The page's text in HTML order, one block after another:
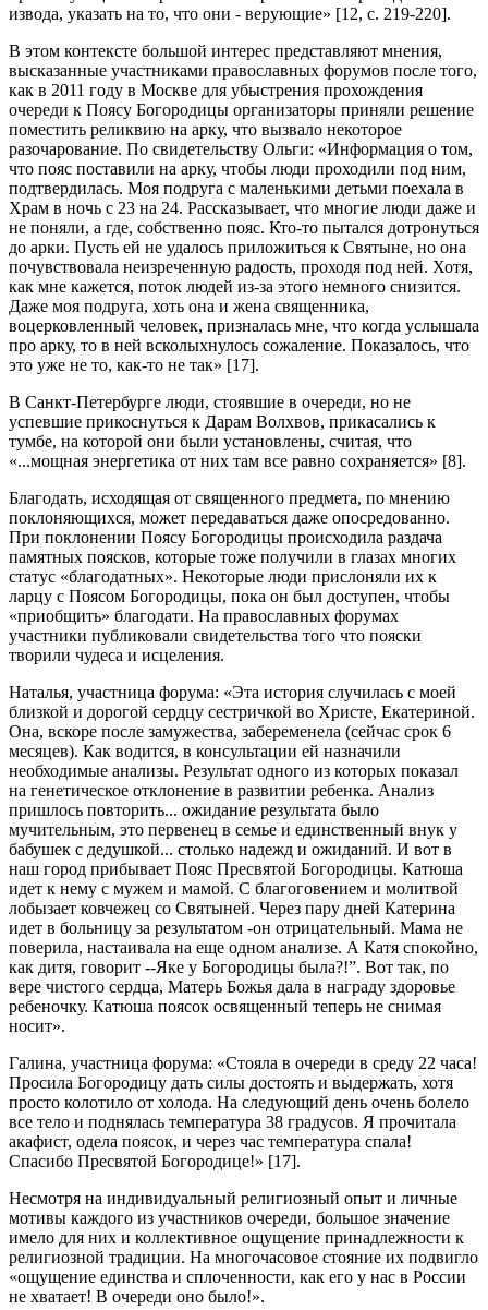
извода, указать на то, что они - верующие» [12, с. 219-220].
В этом контексте большой интерес представляют мнения,
высказанные участниками православных форумов после того,
как в 2011 году в Москве для убыстрения прохождения
очереди к Поясу Богородицы организаторы приняли решение
поместить реликвию на арку, что вызвало некоторое
разочарование. По свидетельству Ольги: «Информация о том,
что пояс поставили на арку, чтобы люди проходили под ним,
подтвердилась. Моя подруга с маленькими детьми поехала в
Храм в ночь с 23 на 24. Рассказывает, что многие люди даже и
не поняли, а где, собственно пояс. Кто-то пытался дотронуться
до арки. Пусть ей не удалось приложиться к Святыне, но она
почувствовала неизреченную радость, проходя под ней. Хотя,
как мне кажется, поток людей из-за этого немного снизится.
Даже моя подруга, хоть она и жена священника,
воцерковленный человек, призналась мне, что когда услышала
про арку, то в ней всколыхнулось сожаление. Показалось, что
это уже не то, как-то не так» [17].
В Санкт-Петербурге люди, стоявшие в очереди, но не
успевшие прикоснуться к Дарам Волхвов, прикасались к
тумбе, на которой они были установлены, считая, что
«...мощная энергетика от них там все равно сохраняется» [8].
Благодать, исходящая от священного предмета, по мнению
поклоняющихся, может передаваться даже опосредованно.
При поклонении Поясу Богородицы происходила раздача
памятных поясков, которые тоже получили в глазах многих
статус «благодатных». Некоторые люди прислоняли их к
ларцу с Поясом Богородицы, пока он был доступен, чтобы
«приобщить» благодати. На православных форумах
участники публиковали свидетельства того что пояски
творили чудеса и исцеления.
Наталья, участница форума: «Эта история случилась с моей
близкой и дорогой сердцу сестричкой во Христе, Екатериной.
Она, вскоре после замужества, забеременела (сейчас срок 6
месяцев). Как водится, в консультации ей назначили
необходимые анализы. Результат одного из которых показал
на генетическое отклонение в развитии ребенка. Анализ
пришлось повторить... ожидание результата было
мучительным, это первенец в семье и единственный внук у
бабушек с дедушкой... столько надежд и ожиданий. И вот в
наш город прибывает Пояс Пресвятой Богородицы. Катюша
идет к нему с мужем и мамой. С благоговением и молитвой
лобызает ковчежец со Святыней. Через пару дней Катерина
идет в больницу за результатом -он отрицательный. Мама не
поверила, настаивала на еще одном анализе. А Катя спокойно,
как дитя, говорит --Яке у Богородицы была?!”. Вот так, по
вере чистого сердца, Матерь Божья дала в награду здоровье
ребеночку. Катюша поясок освященный теперь не снимая
носит».
Галина, участница форума: «Стояла в очереди в среду 22 часа!
Просила Богородицу дать силы достоять и выдержать, хотя
просто колотило от холода. На следующий день очень болело
все тело и поднялась температура 38 градусов. Я прочитала
акафист, одела поясок, и через час температура спала!
Спасибо Пресвятой Богородице!» [17].
Несмотря на индивидуальный религиозный опыт и личные
мотивы каждого из участников очереди, большое значение
имело для них и коллективное ощущение принадлежности к
религиозной традиции. На многочасовое стояние их подвигло
«ощущение единства и сплоченности, как его у нас в России
не хватает! В очереди оно было!».